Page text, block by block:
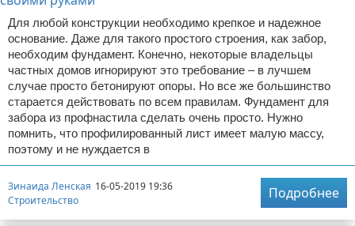
Для любой конструкции необходимо крепкое и надежное
основание. Даже для такого простого строения, как забор,
необходим фундамент. Конечно, некоторые владельцы
частных домов игнорируют это требование – в лучшем
случае просто бетонируют опоры. Но все же большинство
старается действовать по всем правилам. Фундамент для
забора из профнастила сделать очень просто. Нужно
помнить, что профилированный лист имеет малую массу,
поэтому и не нуждается в
Зинаида Ленская 16-05-2019 19:36
Строительство
Подробнее